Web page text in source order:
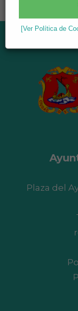
[Ver Política de
Plaza del